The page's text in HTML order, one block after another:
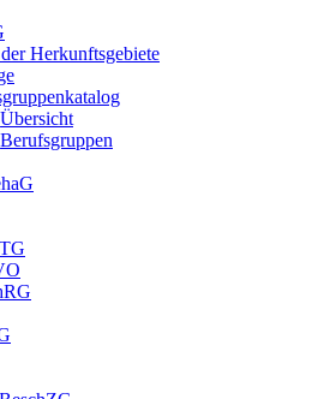
Herkunftsgebiete
Übersicht
Berufsgruppen